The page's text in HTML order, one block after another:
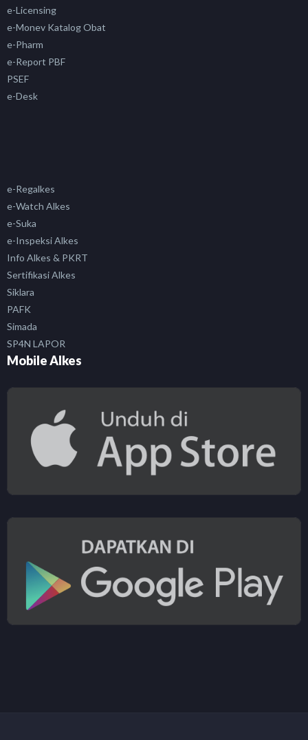
e-Licensing
e-Monev Katalog Obat
e-Pharm
e-Report PBF
PSEF
e-Desk
e-Regalkes
e-Watch Alkes
e-Suka
e-Inspeksi Alkes
Info Alkes & PKRT
Sertifikasi Alkes
Siklara
PAFK
Simada
SP4N LAPOR
Mobile Alkes